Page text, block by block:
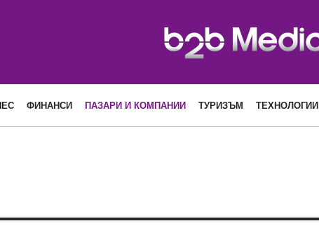
ФИНАНСИ ПАЗАРИ И КОМПАНИИ ТУРИЗЪМ ТЕХНОЛОГИИ